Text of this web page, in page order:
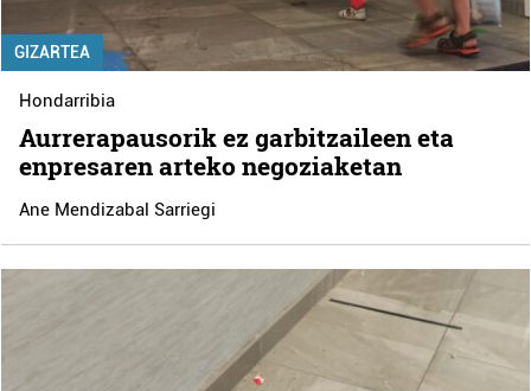
GIZARTEA
Hondarribia
Aurrerapausorik ez garbitzaileen eta
enpresaren arteko negoziaketan
Ane Mendizabal Sarriegi